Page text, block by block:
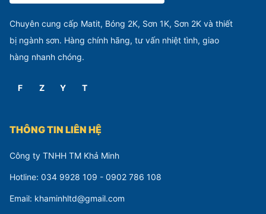
Chuyên cung cấp Matit, Bóng 2K, Sơn 1K, Sơn 2K và thiết
bị ngành sơn. Hàng chính hãng, tư vấn nhiệt tình, giao
hàng nhanh chóng.
F Z Y T
THÔNG TIN LIÊN HỆ
Công ty TNHH TM Khả Minh
Hotline: 034 9928 109 - 0902 786 108
Email: khaminhltd@gmail.com